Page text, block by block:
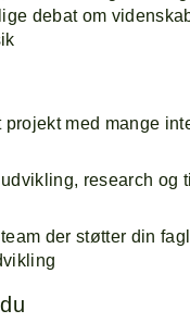
debat om
projekt med mange
udvikling, research og
der støtter din